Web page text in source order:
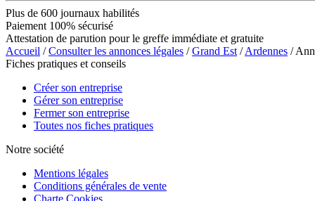
Plus de 600 journaux habilités
Paiement 100% sécurisé
Attestation de parution pour le greffe immédiate et gratuite
Accueil /Consulter les annonces légales /Grand Est /Ardennes /
Fiches pratiques et conseils
Créer son entreprise
Gérer son entreprise
Fermer son entreprise
Toutes nos fiches pratiques
Notre société
Mentions légales
Conditions générales de vente
Charte Cookies